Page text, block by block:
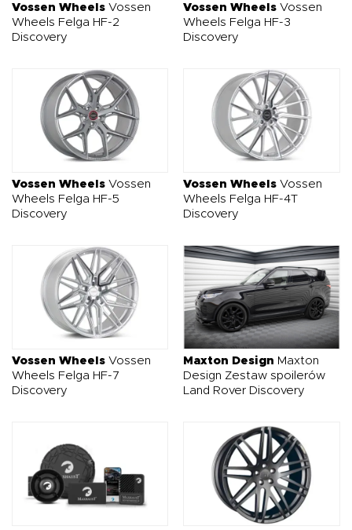
Vossen Wheels Vossen
Wheels Felga HF-2
Discovery
Vossen Wheels Vossen
Wheels Felga HF-3
Discovery
Vossen Wheels Vossen
Wheels Felga HF-5
Discovery
Vossen Wheels Vossen
Wheels Felga HF-4T
Discovery
Vossen Wheels Vossen
Wheels Felga HF-7
Discovery
Maxton Design Maxton
Design Zestaw spoilerów
Land Rover Discovery